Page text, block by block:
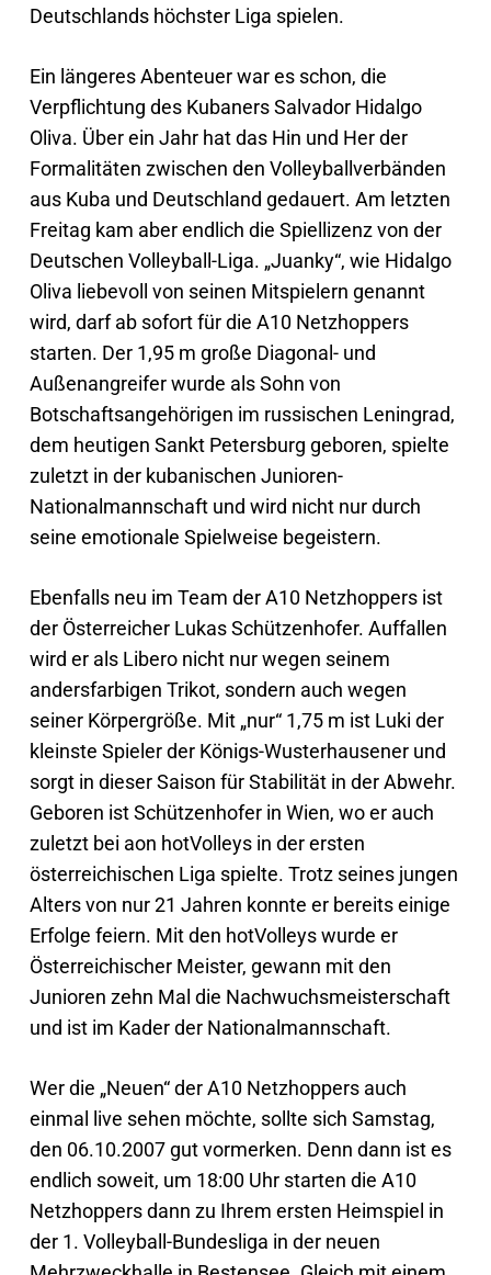
Deutschlands höchster Liga spielen.
Ein längeres Abenteuer war es schon, die
Verpflichtung des Kubaners Salvador Hidalgo
Oliva. Über ein Jahr hat das Hin und Her der
Formalitäten zwischen den Volleyballverbänden
aus Kuba und Deutschland gedauert. Am letzten
Freitag kam aber endlich die Spiellizenz von der
Deutschen Volleyball-Liga. „Juanky“, wie Hidalgo
Oliva liebevoll von seinen Mitspielern genannt
wird, darf ab sofort für die A10 Netzhoppers
starten. Der 1,95 m große Diagonal- und
Außenangreifer wurde als Sohn von
Botschaftsangehörigen im russischen Leningrad,
dem heutigen Sankt Petersburg geboren, spielte
zuletzt in der kubanischen Junioren-
Nationalmannschaft und wird nicht nur durch
seine emotionale Spielweise begeistern.
Ebenfalls neu im Team der A10 Netzhoppers ist
der Österreicher Lukas Schützenhofer. Auffallen
wird er als Libero nicht nur wegen seinem
andersfarbigen Trikot, sondern auch wegen
seiner Körpergröße. Mit „nur“ 1,75 m ist Luki der
kleinste Spieler der Königs-Wusterhausener und
sorgt in dieser Saison für Stabilität in der Abwehr.
Geboren ist Schützenhofer in Wien, wo er auch
zuletzt bei aon hotVolleys in der ersten
österreichischen Liga spielte. Trotz seines jungen
Alters von nur 21 Jahren konnte er bereits einige
Erfolge feiern. Mit den hotVolleys wurde er
Österreichischer Meister, gewann mit den
Junioren zehn Mal die Nachwuchsmeisterschaft
und ist im Kader der Nationalmannschaft.
Wer die „Neuen“ der A10 Netzhoppers auch
einmal live sehen möchte, sollte sich Samstag,
den 06.10.2007 gut vormerken. Denn dann ist es
endlich soweit, um 18:00 Uhr starten die A10
Netzhoppers dann zu Ihrem ersten Heimspiel in
der 1. Volleyball-Bundesliga in der neuen